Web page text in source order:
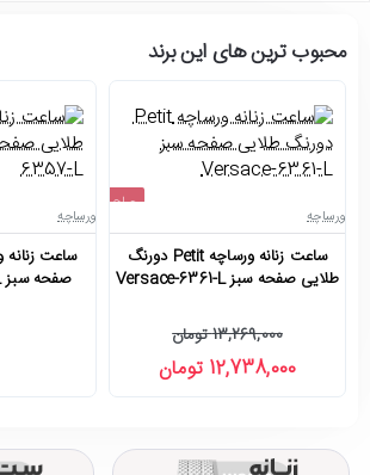
محبوب ترین های این برند
حراج
-4%
ورساچه
ساعت زنانه ورساچه Petit دورنگ
طلایی صفحه سبز Versace-6361-L
12,738,000 تومان
13,269,000 تومان
ورساچه
صفحه سبز Versace-6357-L